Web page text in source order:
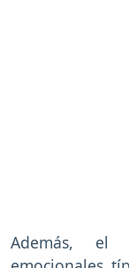
Además, el